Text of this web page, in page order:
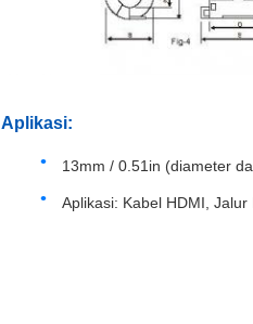
Aplikasi:
13mm / 0.51in (diameter
Aplikasi: Kabel HDMI,